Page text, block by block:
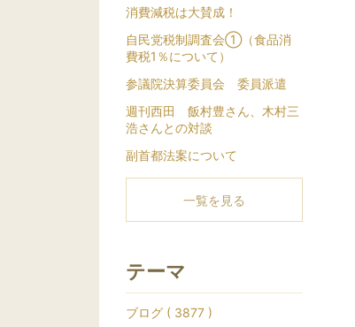
消費減税は大賛成！
自民党税制調査会①（食品消
費税1％について）
参議院決算委員会 委員派遣
週刊西田 飯村豊さん、木村三
浩さんとの対談
副首都法案について
一覧を見る
テーマ
ブログ ( 3877 )